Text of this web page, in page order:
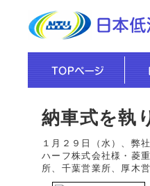
納車式を執
１月２９日（水）、弊
ハーフ株式会社様・菱
所、千葉営業所、厚木